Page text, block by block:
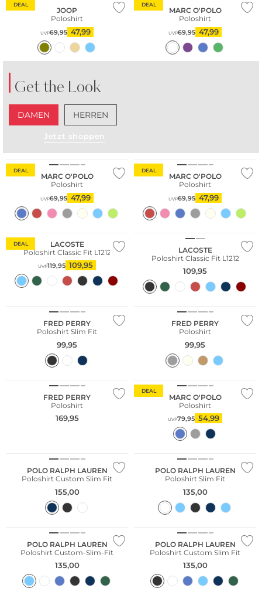
DEAL
JOOP
Poloshirt
UVP69,95 47,99
DEAL
MARC O'POLO
Poloshirt
UVP69,95 47,99
Get the Look
DAMEN HERREN
Jetzt shoppen
DEAL
MARC O'POLO
Poloshirt
UVP69,95 47,99
DEAL
MARC O'POLO
Poloshirt
UVP69,95 47,99
DEAL
LACOSTE
Poloshirt Classic Fit L1212
UVP119,95 109,95
LACOSTE
Poloshirt Classic Fit L1212
109,95
FRED PERRY
Poloshirt Slim Fit
99,95
FRED PERRY
Poloshirt
99,95
FRED PERRY
Poloshirt
169,95
DEAL
Nachhaltig
MARC O'POLO
Poloshirt
UVP79,95 54,99
POLO RALPH LAUREN
Poloshirt Custom Slim Fit
155,00
POLO RALPH LAUREN
Poloshirt Slim Fit
135,00
POLO RALPH LAUREN
Poloshirt Custom-Slim-Fit
135,00
POLO RALPH LAUREN
Poloshirt Custom Slim Fit
135,00
Große Größen Große Größen